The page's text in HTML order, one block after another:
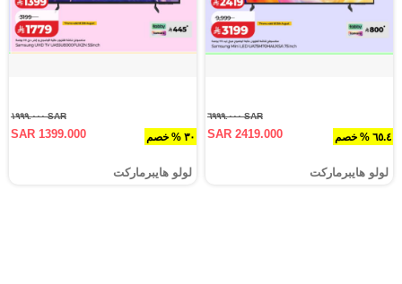
٦٥.٤ % خصم
SAR ٦٩٩٩.٠٠٠
SAR 2419.000
لولو هايبرماركت
٣٠ % خصم
SAR ١٩٩٩.٠٠٠
SAR 1399.000
لولو هايبرماركت